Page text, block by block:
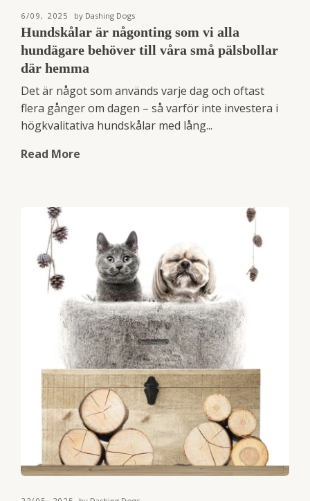
6/09, 2025 by Dashing Dogs
Hundskålar är någonting som vi alla
hundägare behöver till våra små pälsbollar
där hemma
Det är något som används varje dag och oftast
flera gånger om dagen – så varför inte investera i
högkvalitativa hundskålar med lång...
Read More